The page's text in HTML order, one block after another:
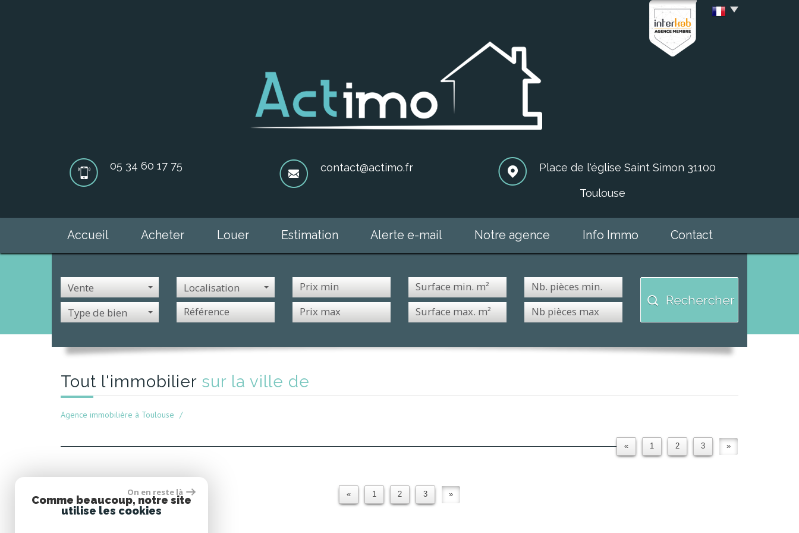
05 34 60 17 75 contact@actimo.fr Place de l'église Saint Simon 31100
Toulouse
Accueil Acheter Louer Estimation Alerte e-mail Notre agence Info Immo Contact
Vente
Type de bien
Localisation
Rechercher
Tout l'immobilier sur la ville de
Agence immobilière à Toulouse
« 1 2 3 »
« 1 2 3 »
On en reste là
Comme beaucoup, notre site
utilise les cookies